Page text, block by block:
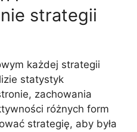
strategii
każdej strategii
statystyk
zachowania
różnych form
strategię, aby była